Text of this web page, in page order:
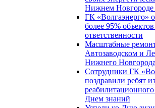
Нижнем Новгороде
ГК «Волгаэнерго»
более 95%
ответственности
Масштабные
Автозаводском и
Нижнего
Сотрудники ГК
поздравили ребят
Днем знаний